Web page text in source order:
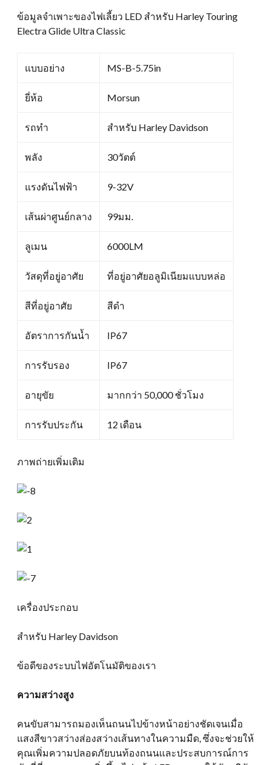
ข้อมูลจำเพาะของไฟเลี้ยว LED สำหรับ Harley Touring
Electra Glide Ultra Classic
แบบอย่าง MS-B-5.75in
ยี่ห้อ Morsun
รถทำ สำหรับ Harley Davidson
พลัง 30วัตต์
แรงดันไฟฟ้า 9-32V
เส้นผ่าศูนย์กลาง 99มม.
ลูเมน 6000LM
วัสดุที่อยู่อาศัย ที่อยู่อาศัยอลูมิเนียมแบบหล่อ
สีที่อยู่อาศัย สีดำ
อัตราการกันน้ำ IP67
การรับรอง IP67
อายุขัย มากกว่า 50,000 ชั่วโมง
การรับประกัน 12 เดือน
ภาพถ่ายเพิ่มเติม
เครื่องประกอบ
สำหรับ Harley Davidson
ข้อดีของระบบไฟอัตโนมัติของเรา
ความสว่างสูง
คนขับสามารถมองเห็นถนนไปข้างหน้าอย่างชัดเจนเมื่อ
แสงสีขาวสว่างส่องสว่างเส้นทางในความมืด, ซึ่งจะช่วยให้
คุณเพิ่มความปลอดภัยบนท้องถนนและประสบการณ์การ